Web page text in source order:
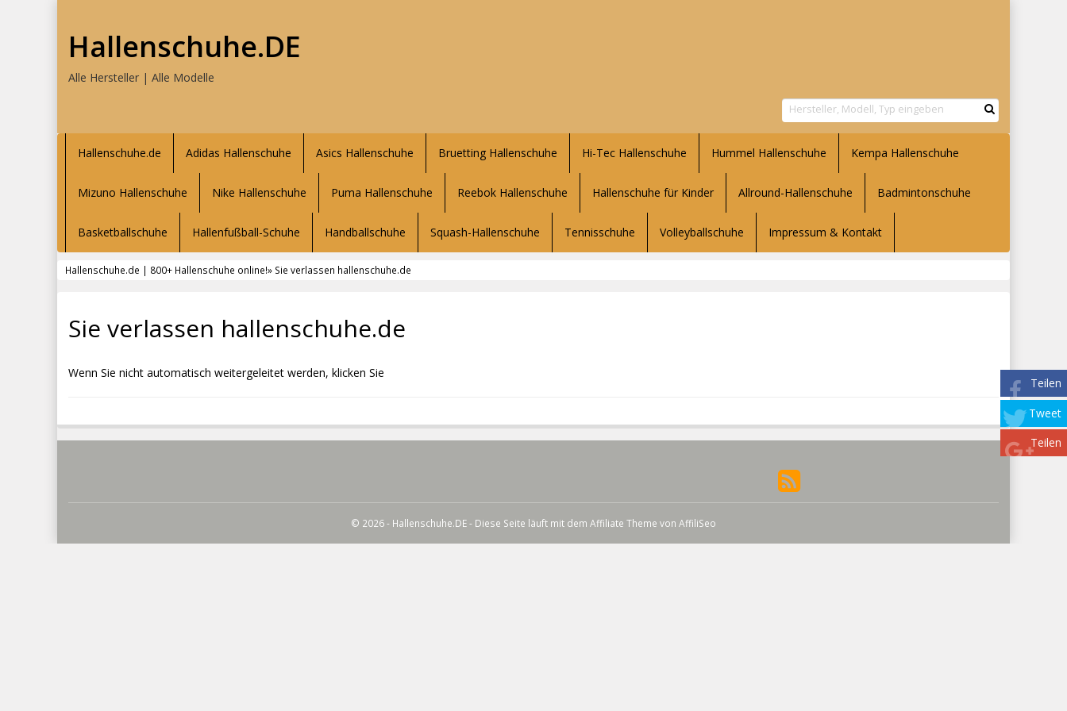
Hallenschuhe.DE
Alle Hersteller | Alle Modelle
Hallenschuhe.de Adidas Hallenschuhe Asics Hallenschuhe Bruetting Hallenschuhe Hi-Tec Hallenschuhe Hummel Hallenschuhe Kempa Hallenschuhe
Mizuno Hallenschuhe Nike Hallenschuhe Puma Hallenschuhe Reebok Hallenschuhe Hallenschuhe für Kinder Allround-Hallenschuhe Badmintonschuhe
Basketballschuhe Hallenfußball-Schuhe Handballschuhe Squash-Hallenschuhe Tennisschuhe Volleyballschuhe Impressum & Kontakt
Hallenschuhe.de | 800+ Hallenschuhe online!» Sie verlassen hallenschuhe.de
Teilen
Tweet
Teilen
Sie verlassen hallenschuhe.de
Wenn Sie nicht automatisch weitergeleitet werden, klicken Sie
© 2026 - Hallenschuhe.DE - Diese Seite läuft mit dem Affiliate Theme von AffiliSeo